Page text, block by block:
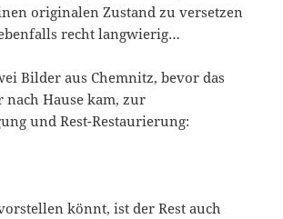
originalen Zustand zu versetzen
recht langwierig…
Bilder aus Chemnitz, bevor das
Hause kam, zur
und Rest-Restaurierung:
könnt, ist der Rest auch